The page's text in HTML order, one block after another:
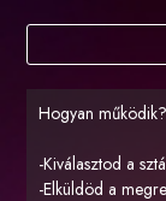
Hogyan működik?
-Kiválasztod a
-Elküldöd a